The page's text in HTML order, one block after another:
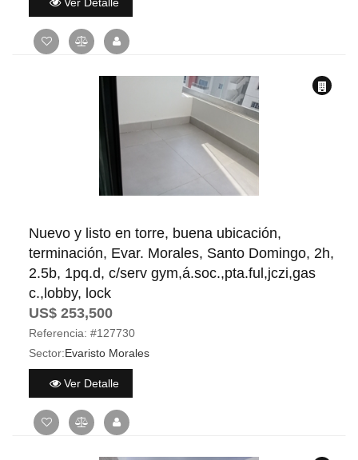
Nuevo y listo en torre, buena ubicación,
terminación, Evar. Morales, Santo Domingo, 2h,
2.5b, 1pq.d, c/serv gym,á.soc.,pta.ful,jczi,gas
c.,lobby, lock
US$ 253,500
Referencia: #127730
Sector:Evaristo Morales
Ver Detalle